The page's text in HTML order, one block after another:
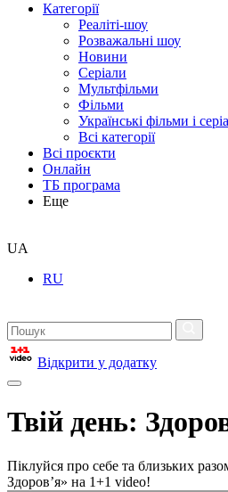
Категорії
Реаліті-шоу
Розважальні шоу
Новини
Серіали
Мультфільми
Фільми
Українські фільми і
Всі категорії
Всі проєкти
Онлайн
ТБ програма
Еще
UA
RU
Відкрити у додатку
Твій день:
Піклуйся про себе та близьких
Здоров’я» на 1+1 video!